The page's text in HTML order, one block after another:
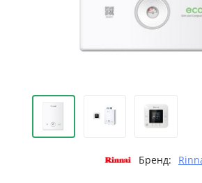
Бренд: